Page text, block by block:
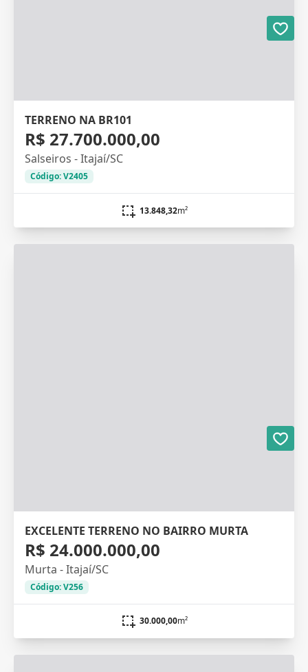
TERRENO NA BR101
R$ 27.700.000,00
Salseiros - Itajaí/SC
Código: V2405
13.848,32m²
EXCELENTE TERRENO NO BAIRRO MURTA
R$ 24.000.000,00
Murta - Itajaí/SC
Código: V256
30.000,00m²